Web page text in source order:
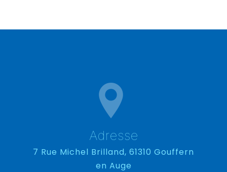
Adresse
7 Rue Michel Brilland, 61310 Gouffern
en Auge